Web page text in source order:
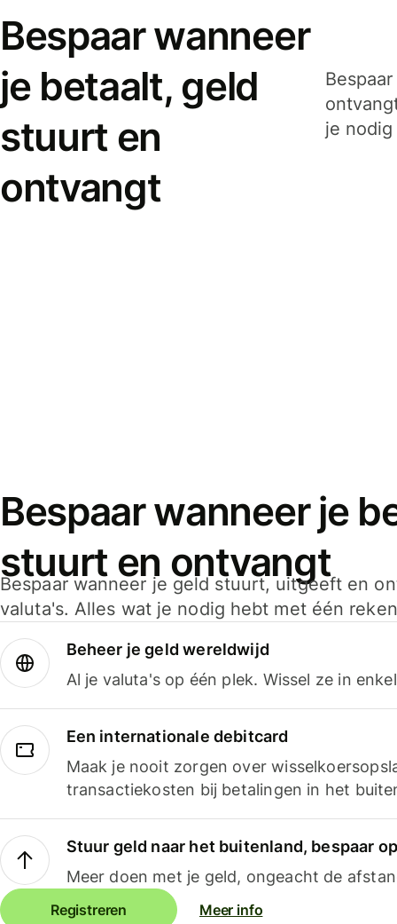
Bespaar wanneer
je betaalt, geld
stuurt en
ontvangt
je
Bespaar wanneer je
stuurt en ontvangt
Bespaar wanneer je geld stuurt, uitgeeft en
valuta's. Alles wat je nodig hebt met één
Beheer je geld wereldwijd
Al je valuta's op één plek. Wissel ze in
Een internationale debitcard
Maak je nooit zorgen over
transactiekosten bij betalingen in het
Stuur geld naar het buitenland, bespaar
Meer doen met je geld, ongeacht de
Registreren Meer info